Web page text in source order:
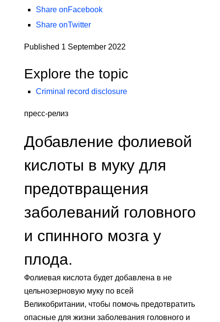
Share onFacebook
Share onTwitter
Published 1 September 2022
Explore the topic
Criminal record disclosure
пресс-релиз
Добавление фолиевой
кислоты в муку для
предотвращения
заболеваний головного
и спинного мозга у
плода.
Фолиевая кислота будет добавлена ​​в не
цельнозерновую муку по всей
Великобритании, чтобы помочь предотвратить
опасные для жизни заболевания головного и